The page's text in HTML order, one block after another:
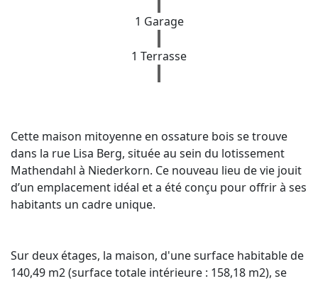
1 Garage
1 Terrasse
Cette maison mitoyenne en ossature bois se trouve
dans la rue Lisa Berg, située au sein du lotissement
Mathendahl à Niederkorn. Ce nouveau lieu de vie jouit
d’un emplacement idéal et a été conçu pour offrir à ses
habitants un cadre unique.
Sur deux étages, la maison, d'une surface habitable de
140,49 m2 (surface totale intérieure : 158,18 m2), se